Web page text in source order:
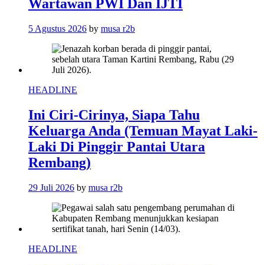
Wartawan PWI Dan IJTI
5 Agustus 2026 by musa r2b
HEADLINE
Ini Ciri-Cirinya, Siapa Tahu
Keluarga Anda (Temuan Mayat Laki-
Laki Di Pinggir Pantai Utara
Rembang)
29 Juli 2026 by musa r2b
HEADLINE